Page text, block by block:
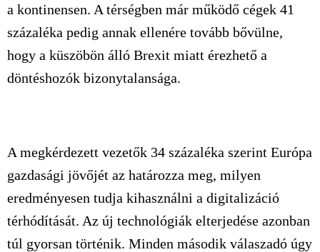
a kontinensen. A térségben már működő cégek 41
százaléka pedig annak ellenére tovább bővülne,
hogy a küszöbön álló Brexit miatt érezhető a
döntéshozók bizonytalansága.
A megkérdezett vezetők 34 százaléka szerint Európa
gazdasági jövőjét az határozza meg, milyen
eredményesen tudja kihasználni a digitalizáció
térhódítását. Az új technológiák elterjedése azonban
túl gyorsan történik. Minden második válaszadó úgy